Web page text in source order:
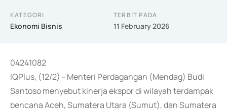
KATEGORI
Ekonomi Bisnis
TERBIT PADA
11 February 2026
04241082
IQPlus, (12/2) - Menteri Perdagangan (Mendag) Budi
Santoso menyebut kinerja ekspor di wilayah terdampak
bencana Aceh, Sumatera Utara (Sumut), dan Sumatera